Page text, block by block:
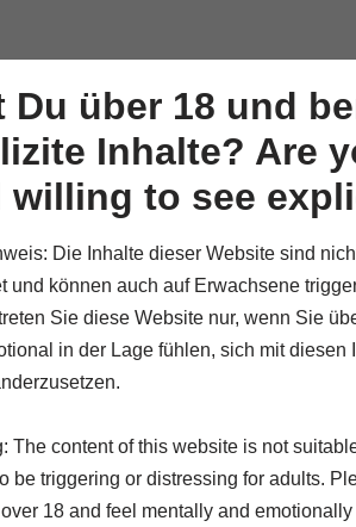
Du über 18 und
Inhalte? Are
willing to see
Die Inhalte dieser Website sind
und können auch auf Erwachsene
Sie diese Website nur, wenn Sie
in der Lage fühlen, sich mit diesen
The content of this website is not
be triggering or distressing for adults.
18 and feel mentally and